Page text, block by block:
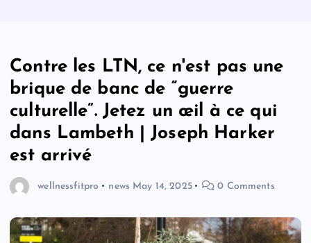
Contre les LTN, ce n'est pas une
brique de banc de “guerre
culturelle”. Jetez un œil à ce qui
dans Lambeth | Joseph Harker
est arrivé
wellnessfitpro news May 14, 2025 0 Comments